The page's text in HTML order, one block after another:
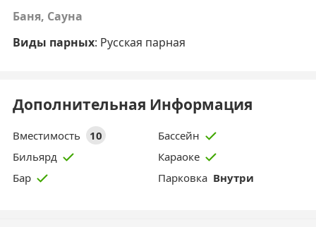
Баня, Сауна
Виды парных: Русская парная
Дополнительная Информация
Вместимость 10
Бассейн
Бильярд
Караоке
Бар
Парковка Внутри